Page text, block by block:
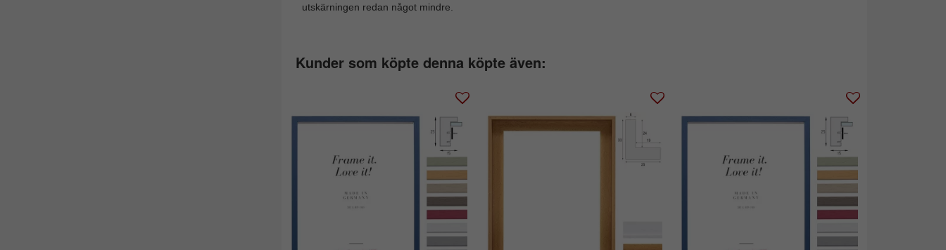
utskärningen redan något mindre.
Kunder som köpte denna köpte även: